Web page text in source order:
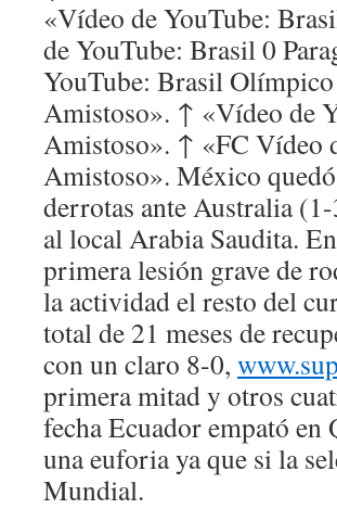
«Vídeo de YouTube:
de YouTube: Brasil 0
YouTube: Brasil
Amistoso». ↑ «Vídeo de
Amistoso». ↑ «FC Vídeo
Amistoso». México
derrotas ante Australia
al local Arabia Saudita.
primera lesión grave de
la actividad el resto del
total de 21 meses de
con un claro 8-0,
primera mitad y otros
fecha Ecuador empató
una euforia ya que si la
Mundial.